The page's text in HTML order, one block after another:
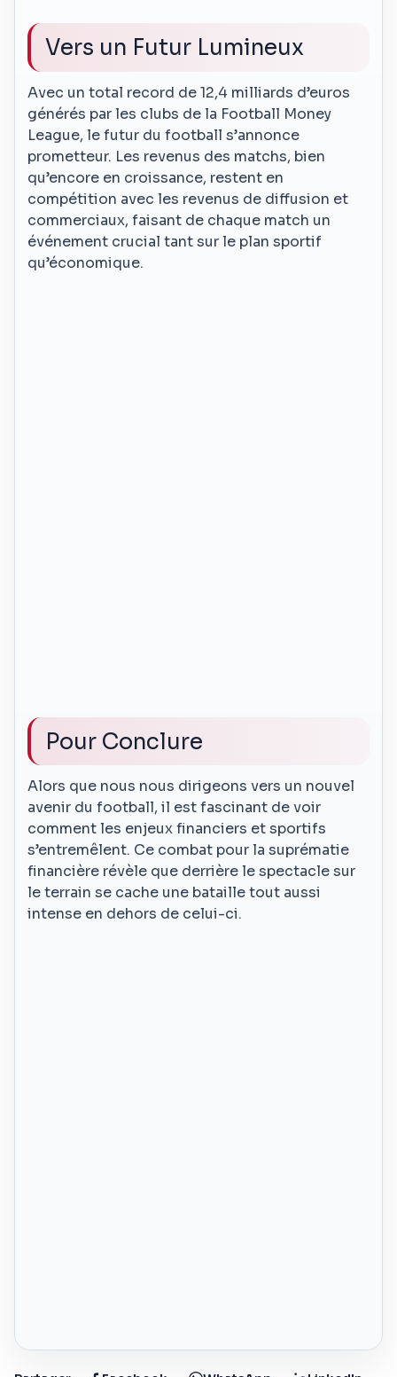
Vers un Futur Lumineux
Avec un total record de 12,4 milliards d’euros
générés par les clubs de la Football Money
League, le futur du football s’annonce
prometteur. Les revenus des matchs, bien
qu’encore en croissance, restent en
compétition avec les revenus de diffusion et
commerciaux, faisant de chaque match un
événement crucial tant sur le plan sportif
qu’économique.
Pour Conclure
Alors que nous nous dirigeons vers un nouvel
avenir du football, il est fascinant de voir
comment les enjeux financiers et sportifs
s’entremêlent. Ce combat pour la suprématie
financière révèle que derrière le spectacle sur
le terrain se cache une bataille tout aussi
intense en dehors de celui-ci.